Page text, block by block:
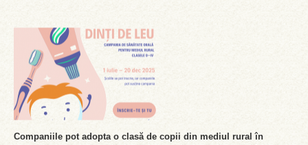
Companiile pot adopta o clasă de copii din mediul rural în